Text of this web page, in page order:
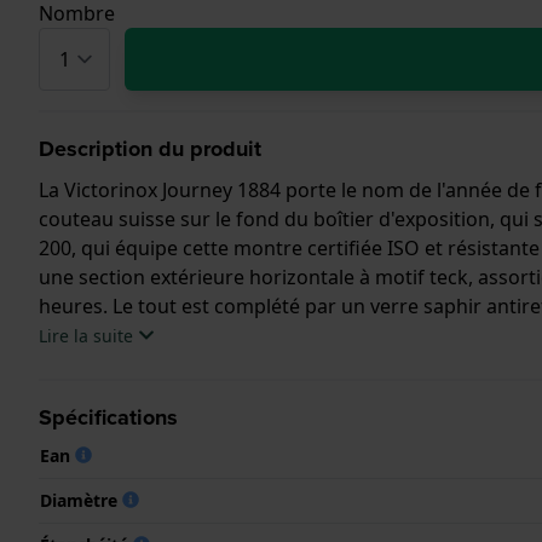
Nombre
Description du produit
La Victorinox Journey 1884 porte le nom de l'année
couteau suisse sur le fond du boîtier d'exposition, qui
200, qui équipe cette montre certifiée ISO et
une section extérieure horizontale à motif teck,
heures. Le tout est complété par un verre saphir
céramique, des index de 24 heures et un guichet de
Cette montre Victorinox a un boîtier Inox 43 mm en
cristal Saphire..
La montre est 20 ATM. Cela signifie que la montre est
Lire la suite
Spécifications
Ean
Diamètre